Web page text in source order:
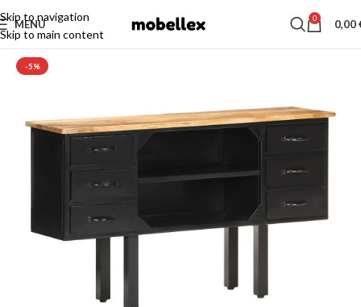
Skip to navigation
Skip to main content
MENU 0 0,00
-5%